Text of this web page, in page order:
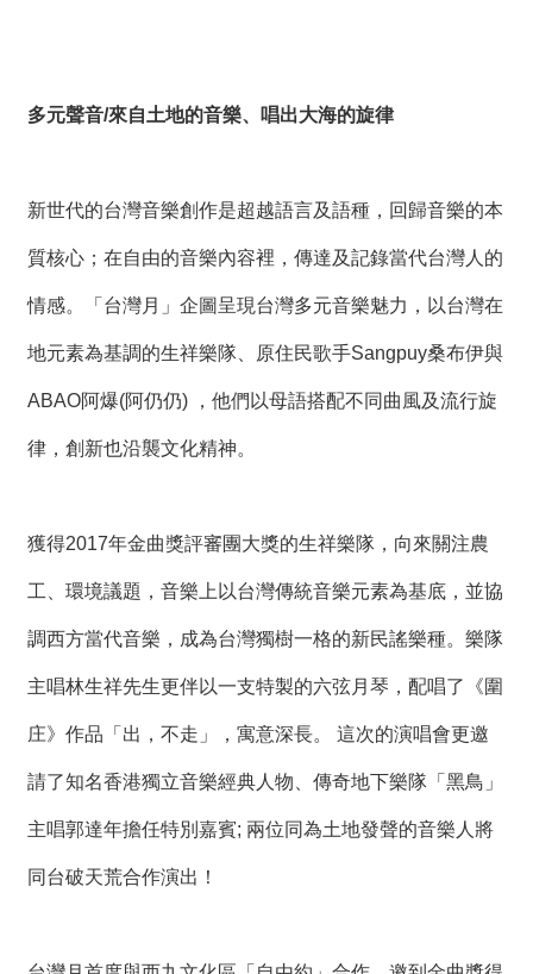
多元聲音/來自土地的音樂、唱出大海的旋律
新世代的台灣音樂創作是超越語言及語種，回歸音樂的本
質核心；在自由的音樂內容裡，傳達及記錄當代台灣人的
情感。「台灣月」企圖呈現台灣多元音樂魅力，以台灣在
地元素為基調的生祥樂隊、原住民歌手Sangpuy桑布伊與
ABAO阿爆(阿仍仍) ，他們以母語搭配不同曲風及流行旋
律，創新也沿襲文化精神。
獲得2017年金曲獎評審團大獎的生祥樂隊，向來關注農
工、環境議題，音樂上以台灣傳統音樂元素為基底，並協
調西方當代音樂，成為台灣獨樹一格的新民謠樂種。樂隊
主唱林生祥先生更伴以一支特製的六弦月琴，配唱了《圍
庄》作品「出，不走」，寓意深長。 這次的演唱會更邀
請了知名香港獨立音樂經典人物、傳奇地下樂隊「黑鳥」
主唱郭達年擔任特別嘉賓; 兩位同為土地發聲的音樂人將
同台破天荒合作演出！